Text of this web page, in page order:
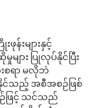
န်းများနှင့်
များ ပြုလုပ်နိုင်ပြီး
ရာ မလိုဘဲ
င်သည့် အစီအစဉ်ဖြစ်
ဖြင့် သင်သည်